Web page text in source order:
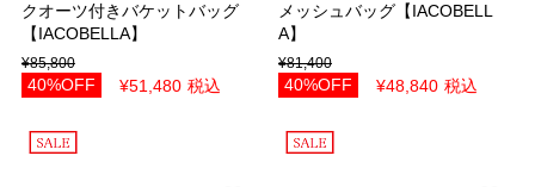
グレー ライトグレー
キャメル
ベージュ ライトベージュ
ブルー
クオーツ付きバケットバッグ
【IACOBELLA】
¥85,800
40%OFF ¥51,480 税込
メッシュバッグ【IACOBELL
A】
¥81,400
40%OFF ¥48,840 税込